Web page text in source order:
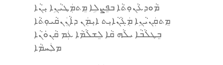
ܡܵܘܕܥܵܢܘܼܬܵܐ ܒܦܸܨܠܹܐ ܡܸܬܡܲܛܝܵܢܹܐ ܝܼܢܵܐ
ܡܸܬܩܲܢܝܵܢܹܐ ܡܲܓܵܢܵܐܝܼܬ ܐܝܼܡܲܢ ܕܐܵܢܲܢܩܵܝܘܼܬܵܐ
ܒܸܛܠܵܒܵܐ ܝܠܵܗ ܩܵܐ ܠܸܫܠܵܡܵܐ ܥܲܡ ܩܵܢܘܿܢܵܐ
ܡܠܲܚܡܵܐ